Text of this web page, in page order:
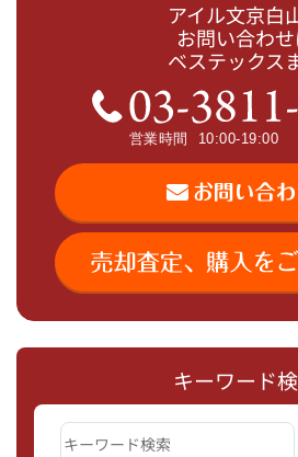
キーワード
アイル文京白
お問い合わ
ベステックス